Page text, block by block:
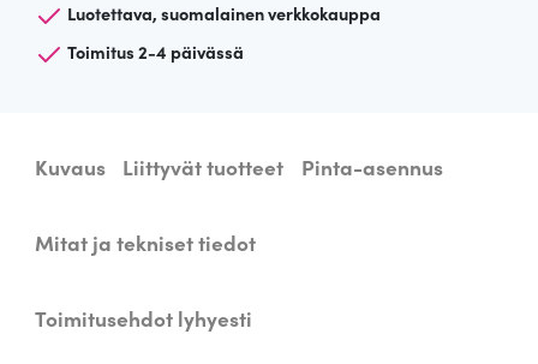
i
n
l
i
n
Luotettava, suomalainen verkkokauppa
Toimitus 2-4 päivässä
Kuvaus Liittyvät tuotteet Pinta-asennus
Mitat ja tekniset tiedot
Toimitusehdot lyhyesti